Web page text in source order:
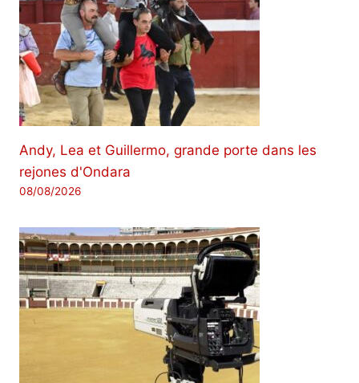
Andy, Lea et Guillermo, grande porte dans les
rejones d'Ondara
08/08/2026